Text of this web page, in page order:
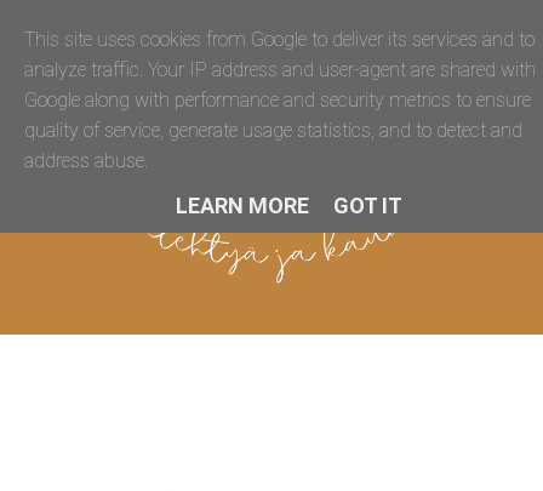
This site uses cookies from Google to deliver its services and to
analyze traffic. Your IP address and user-agent are shared with
Google along with performance and security metrics to ensure
quality of service, generate usage statistics, and to detect and
address abuse.
LEARN MORE GOT IT